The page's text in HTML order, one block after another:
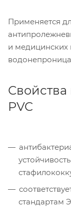
Применяется
и медицинских
Свойства
PVC
стандартам